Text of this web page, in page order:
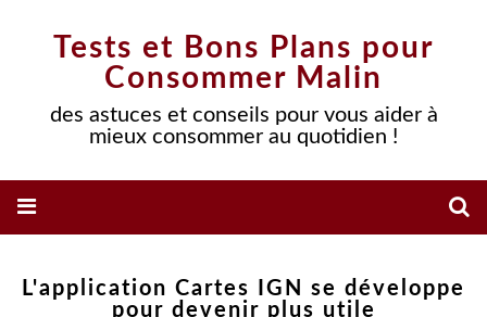
Tests et Bons Plans pour
Consommer Malin
des astuces et conseils pour vous aider à
mieux consommer au quotidien !
L'application Cartes IGN se développe
pour devenir plus utile